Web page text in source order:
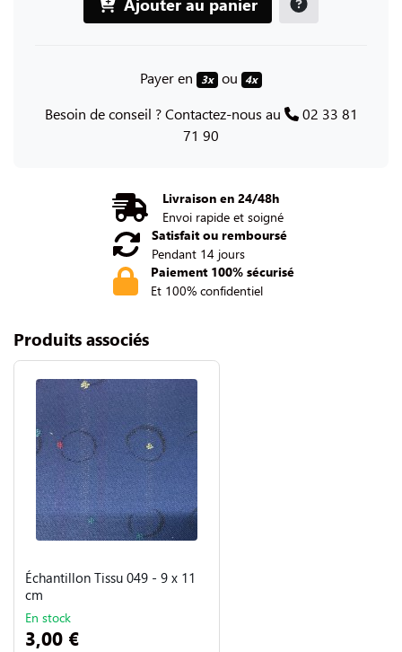
Payer en 3x ou 4x
Besoin de conseil ? Contactez-nous au
02 33 81
71 90
Livraison en 24/48h
Envoi rapide et soigné
Satisfait ou remboursé
Pendant 14 jours
Paiement 100% sécurisé
Et 100% confidentiel
Produits associés
Échantillon Tissu 049 - 9 x 11
cm
En stock
3,00 €